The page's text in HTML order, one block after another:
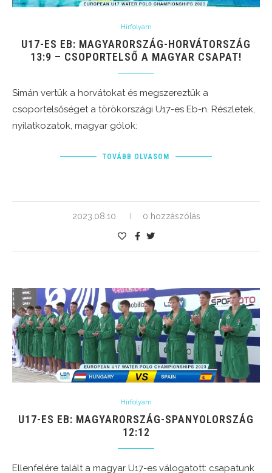
Hírfolyam
U17-ES EB: MAGYARORSZÁG-HORVÁTORSZÁG
13:9 – CSOPORTELSŐ A MAGYAR CSAPAT!
Simán vertük a horvátokat és megszereztük a
csoportelsőséget a törökországi U17-es Eb-n. Részletek,
nyilatkozatok, magyar gólok:
TOVÁBB OLVASOM
2023.08.10. 0 hozzászólás
Hírfolyam
U17-ES EB: MAGYARORSZÁG-SPANYOLORSZÁG
12:12
Ellenfelére talált a magyar U17-es válogatott: csapatunk